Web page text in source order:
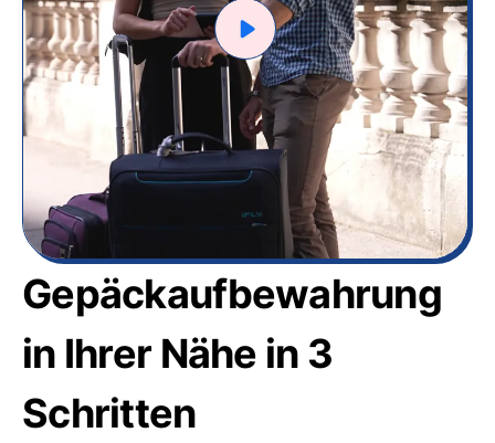
Gepäckaufbewahrung
in Ihrer Nähe in 3
Schritten